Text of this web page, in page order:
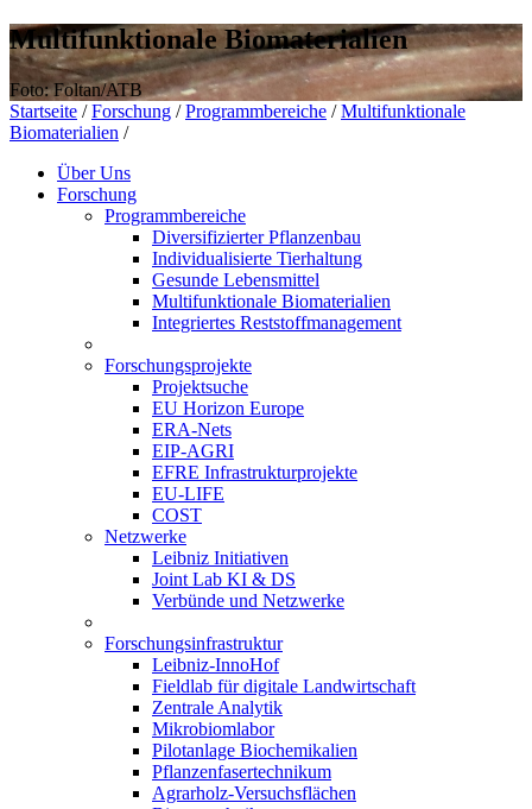
Multifunktionale Biomaterialien
Foto: Foltan/ATB
Startseite / Forschung / Programmbereiche / Multifunktionale
Biomaterialien /
Über Uns
Forschung
Programmbereiche
Diversifizierter Pflanzenbau
Individualisierte Tierhaltung
Gesunde Lebensmittel
Multifunktionale Biomaterialien
Integriertes Reststoffmanagement
Forschungsprojekte
Projektsuche
EU Horizon Europe
ERA-Nets
EIP-AGRI
EFRE Infrastrukturprojekte
EU-LIFE
COST
Netzwerke
Leibniz Initiativen
Joint Lab KI & DS
Verbünde und Netzwerke
Forschungsinfrastruktur
Leibniz-InnoHof
Fieldlab für digitale Landwirtschaft
Zentrale Analytik
Mikrobiomlabor
Pilotanlage Biochemikalien
Pflanzenfasertechnikum
Agrarholz-Versuchsflächen